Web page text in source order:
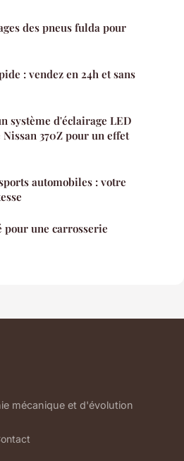
des pneus fulda pour
: vendez en 24h et sans
système d'éclairage LED
370Z pour un effet
automobiles : votre
une carrosserie
mécanique et d'évolution